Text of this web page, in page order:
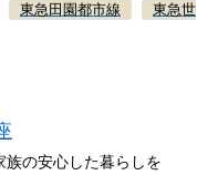
東急田園都市線 東急世
の安心した暮らしを